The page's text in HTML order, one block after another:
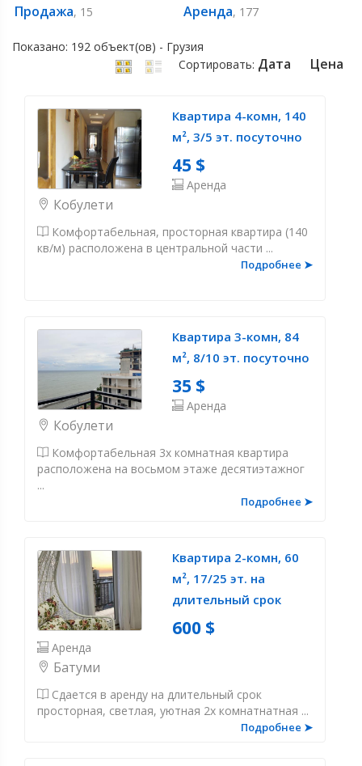
Продажа, 15 Аренда, 177
Показано: 192 объект(ов) - Грузия
Сортировать: Дата Цена
Квартира 4-комн, 140
м², 3/5 эт. посуточно
45 $
Аренда
Кобулети
Комфортабельная, просторная квартира (140
кв/м) расположена в центральной части ...
Подробнее ➤
Квартира 3-комн, 84
м², 8/10 эт. посуточно
35 $
Аренда
Кобулети
Комфортабельная 3х комнатная квартира
расположена на восьмом этаже десятиэтажног
...
Подробнее ➤
Квартира 2-комн, 60
м², 17/25 эт. на
длительный срок
600 $
Аренда
Батуми
Сдается в аренду на длительный срок
просторная, светлая, уютная 2х комнатнатная ...
Подробнее ➤